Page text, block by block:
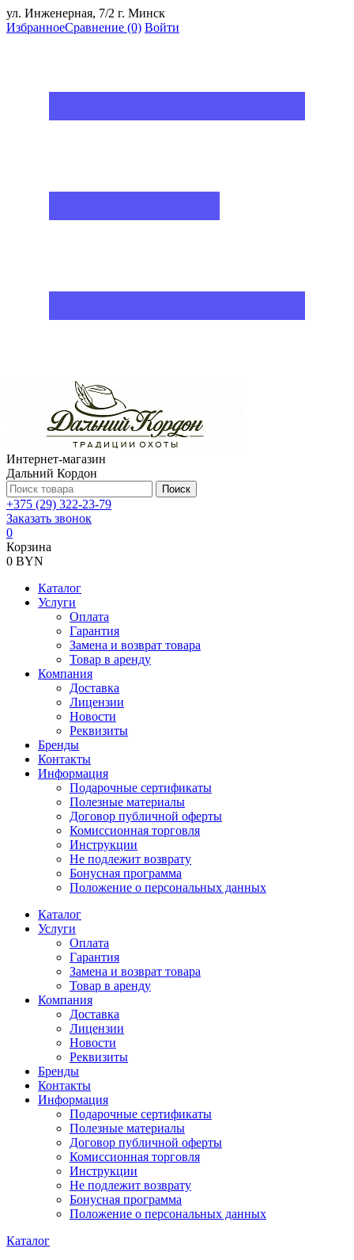
ул. Инженерная, 7/2 г. Минск
ИзбранноеСравнение (0) Войти
Интернет-магазин
Дальний Кордон
Поиск
+375 (29) 322-23-79
Заказать звонок
0
Корзина
0 BYN
Каталог
Услуги
Оплата
Гарантия
Замена и возврат товара
Товар в аренду
Компания
Доставка
Лицензии
Новости
Реквизиты
Бренды
Контакты
Информация
Подарочные сертификаты
Полезные материалы
Договор публичной оферты
Комиссионная торговля
Инструкции
Не подлежит возврату
Бонусная программа
Положение о персональных данных
Каталог
Услуги
Оплата
Гарантия
Замена и возврат товара
Товар в аренду
Компания
Доставка
Лицензии
Новости
Реквизиты
Бренды
Контакты
Информация
Подарочные сертификаты
Полезные материалы
Договор публичной оферты
Комиссионная торговля
Инструкции
Не подлежит возврату
Бонусная программа
Положение о персональных данных
Каталог